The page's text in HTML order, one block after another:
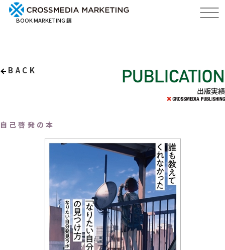
BOOK MARKETING 編
BACK
出版実績
自己啓発の本